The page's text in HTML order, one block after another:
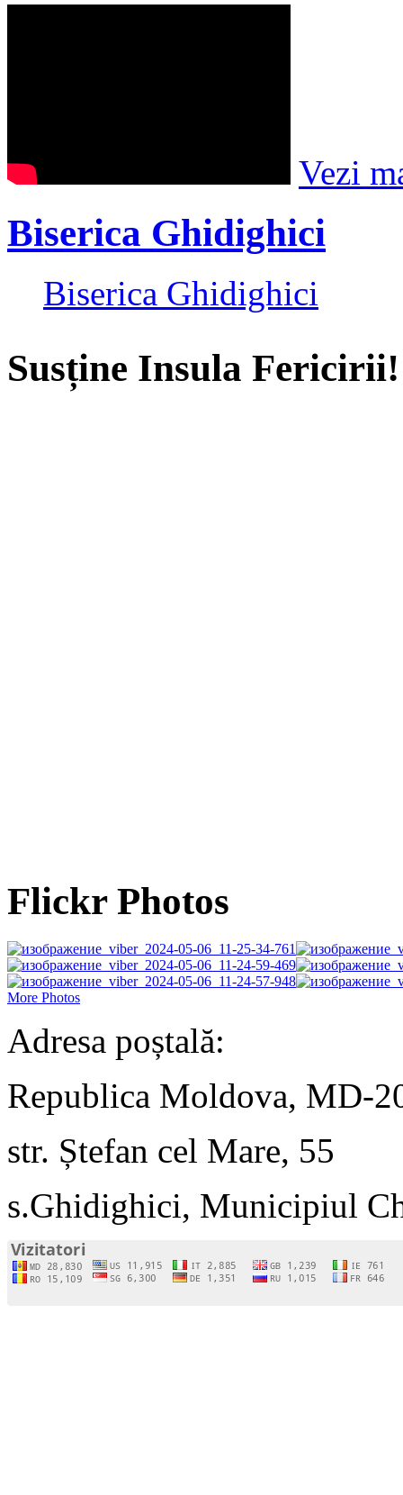
Vezi
Biserica Ghidighici
Biserica Ghidighici
Susține Insula Fericirii!
Flickr Photos
More Photos
Adresa poștală:
Republica Moldova, MD-
str. Ștefan cel Mare, 55
s.Ghidighici, Municipiul